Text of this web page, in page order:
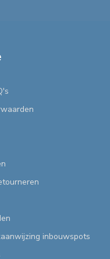
inbouwspots